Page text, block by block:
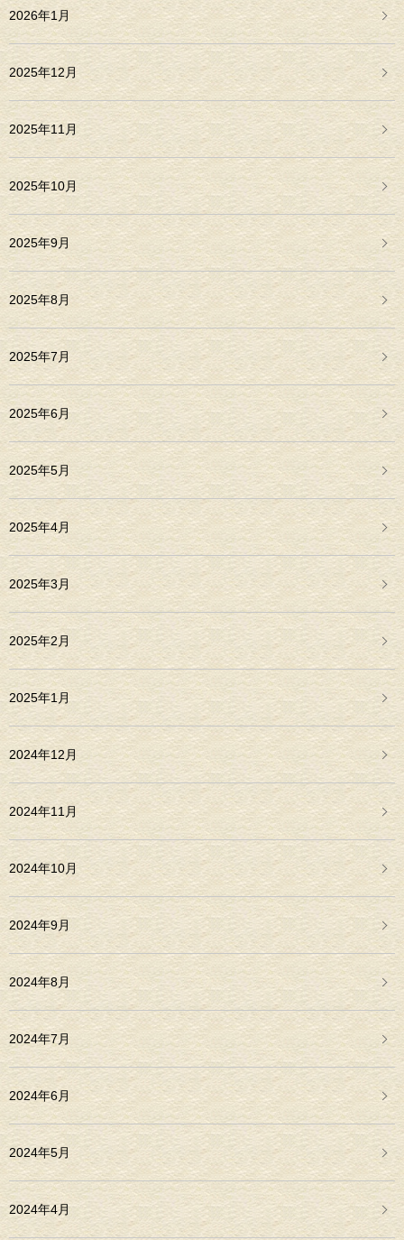
2026年1月
2025年12月
2025年11月
2025年10月
2025年9月
2025年8月
2025年7月
2025年6月
2025年5月
2025年4月
2025年3月
2025年2月
2025年1月
2024年12月
2024年11月
2024年10月
2024年9月
2024年8月
2024年7月
2024年6月
2024年5月
2024年4月